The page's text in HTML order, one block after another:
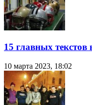
15 главных
10 марта 2023, 18:02